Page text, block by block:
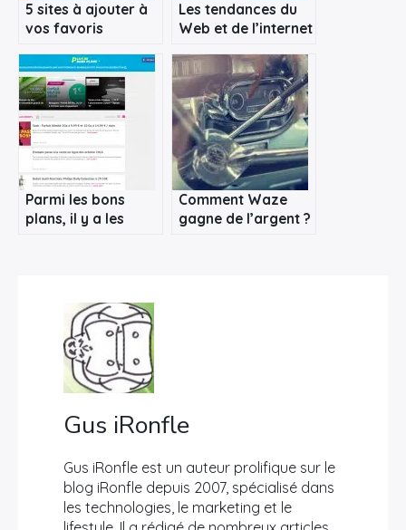
5 sites à ajouter à
vos favoris
Les tendances du
Web et de l’internet
Parmi les bons
plans, il y a les
Comment Waze
gagne de l’argent ?
Gus iRonfle
Gus iRonfle est un auteur prolifique sur le
blog iRonfle depuis 2007, spécialisé dans
les technologies, le marketing et le